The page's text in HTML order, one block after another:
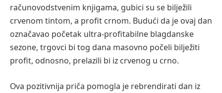
računovodstvenim knjigama, gubici su se bilježili
crvenom tintom, a profit crnom. Budući da je ovaj dan
označavao početak ultra-profitabilne blagdanske
sezone, trgovci bi tog dana masovno počeli bilježiti
profit, odnosno, prelazili bi iz crvenog u crno.
Ova pozitivnija priča pomogla je rebrendirati dan iz